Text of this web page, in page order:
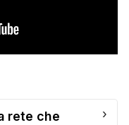
rete che
›